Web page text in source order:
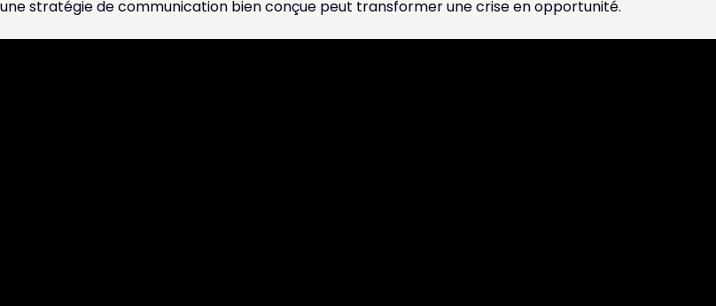
une stratégie de communication bien conçue peut transformer une crise en opportunité.